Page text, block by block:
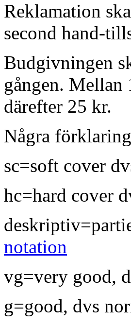
Reklamation
second hand-
Budgivningen
gången. Mellan
därefter 25 kr.
Några
sc=soft cover
hc=hard cover
notation
vg=very good,
g=good, dvs